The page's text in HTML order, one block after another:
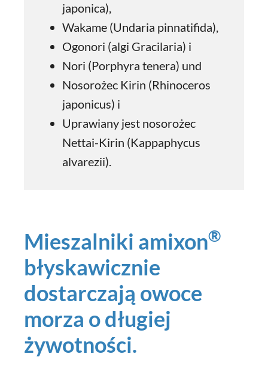
japonica),
Wakame (Undaria pinnatifida),
Ogonori (algi Gracilaria) i
Nori (Porphyra tenera) und
Nosorożec Kirin (Rhinoceros
japonicus) i
Uprawiany jest nosorożec
Nettai-Kirin (Kappaphycus
alvarezii).
Mieszalniki amixon®
błyskawicznie
dostarczają owoce
morza o długiej
żywotności.